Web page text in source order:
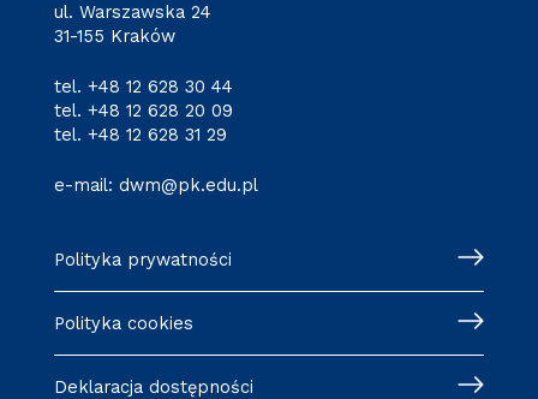
ul. Warszawska 24
31-155 Kraków
tel. +48 12 628 30 44
tel. +48 12 628 20 09
tel. +48 12 628 31 29
e-mail: dwm@pk.edu.pl
Polityka prywatności
Polityka cookies
Deklaracja dostępności